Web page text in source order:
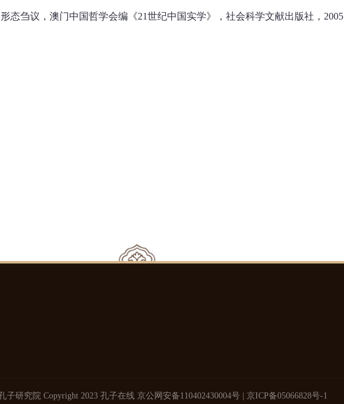
刍议，澳门中国哲学会编《21世纪中国实学》，社会科学文献出版社，2005
子研究院 Copyright 2023 孔子在线 京公网安备110402430004号 京ICP备05066828号-1